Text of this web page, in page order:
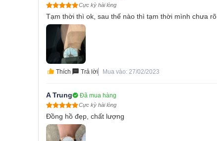
Cực kỳ hài lòng
Tạm thời thì ok, sau thế nào thì tạm thời mình chưa rõ
Thích Trả lời Mua vào: 27/02/2023
A Trung Đã mua hàng
Cực kỳ hài lòng
Đồng hồ đẹp, chất lượng